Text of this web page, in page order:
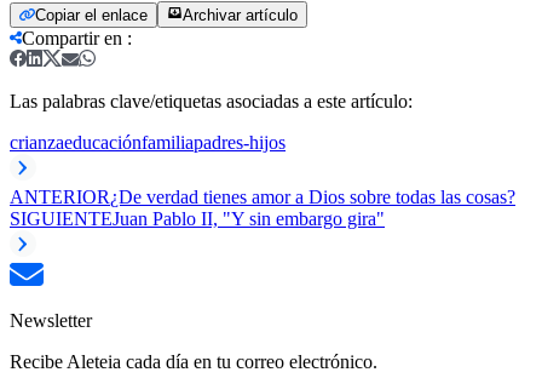
Copiar el enlace Archivar artículo
Compartir en :
Las palabras clave/etiquetas asociadas a este artículo:
crianzaeducaciónfamiliapadres-hijos
ANTERIOR¿De verdad tienes amor a Dios sobre todas las cosas?
SIGUIENTEJuan Pablo II, "Y sin embargo gira"
Newsletter
Recibe Aleteia cada día en tu correo electrónico.